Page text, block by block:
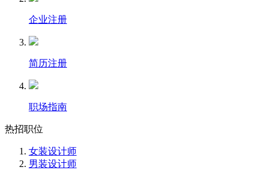
企业注册
简历注册
职场指南
热招职位
女装设计师
男装设计师